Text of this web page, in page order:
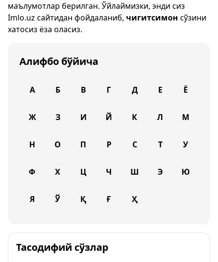
маълумотлар берилган. Ўйлаймизки, энди сиз
Imlo.uz сайтидан фойдаланиб, чигитсимон сўзини
хатосиз ёза оласиз.
Алифбо бўйича
А Б В Г Д Е Ё
Ж З И Й К Л М
Н О П Р С Т У
Ф Х Ц Ч Ш Э Ю
Я Ў Қ Ғ Ҳ
Тасодифий сўзлар